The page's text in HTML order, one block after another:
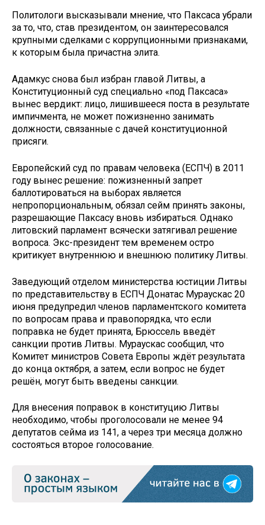
Политологи высказывали мнение, что Паксаса убрали
за то, что, став президентом, он заинтересовался
крупными сделками с коррупционными признаками,
к которым была причастна элита.
Адамкус снова был избран главой Литвы, а
Конституционный суд специально «под Паксаса»
вынес вердикт: лицо, лишившееся поста в результате
импичмента, не может пожизненно занимать
должности, связанные с дачей конституционной
присяги.
Европейский суд по правам человека (ЕСПЧ) в 2011
году вынес решение: пожизненный запрет
баллотироваться на выборах является
непропорциональным, обязал сейм принять законы,
разрешающие Паксасу вновь избираться. Однако
литовский парламент всячески затягивал решение
вопроса. Экс-президент тем временем остро
критикует внутреннюю и внешнюю политику Литвы.
Заведующий отделом министерства юстиции Литвы
по представительству в ЕСПЧ Донатас Мураускас 20
июня предупредил членов парламентского комитета
по вопросам права и правопорядка, что если
поправка не будет принята, Брюссель введёт
санкции против Литвы. Мураускас сообщил, что
Комитет министров Совета Европы ждёт результата
до конца октября, а затем, если вопрос не будет
решён, могут быть введены санкции.
Для внесения поправок в конституцию Литвы
необходимо, чтобы проголосовали не менее 94
депутатов сейма из 141, а через три месяца должно
состояться второе голосование.